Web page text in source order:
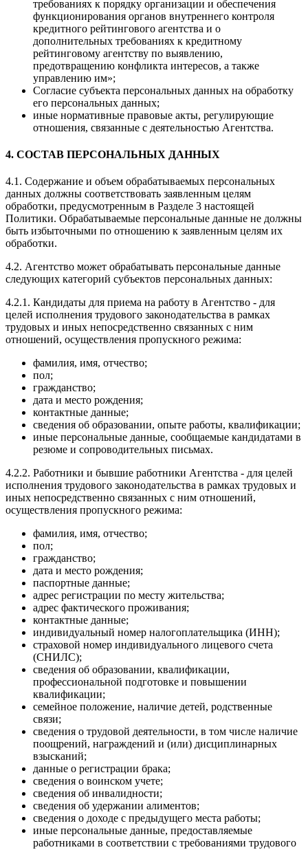
требованиях к порядку организации и обеспечения
функционирования органов внутреннего контроля
кредитного рейтингового агентства и о
дополнительных требованиях к кредитному
рейтинговому агентству по выявлению,
предотвращению конфликта интересов, а также
управлению им»;
Согласие субъекта персональных данных на обработку
его персональных данных;
иные нормативные правовые акты, регулирующие
отношения, связанные с деятельностью Агентства.
4. СОСТАВ ПЕРСОНАЛЬНЫХ ДАННЫХ
4.1. Содержание и объем обрабатываемых персональных
данных должны соответствовать заявленным целям
обработки, предусмотренным в Разделе 3 настоящей
Политики. Обрабатываемые персональные данные не должны
быть избыточными по отношению к заявленным целям их
обработки.
4.2. Агентство может обрабатывать персональные данные
следующих категорий субъектов персональных данных:
4.2.1. Кандидаты для приема на работу в Агентство - для
целей исполнения трудового законодательства в рамках
трудовых и иных непосредственно связанных с ним
отношений, осуществления пропускного режима:
фамилия, имя, отчество;
пол;
гражданство;
дата и место рождения;
контактные данные;
сведения об образовании, опыте работы, квалификации;
иные персональные данные, сообщаемые кандидатами в
резюме и сопроводительных письмах.
4.2.2. Работники и бывшие работники Агентства - для целей
исполнения трудового законодательства в рамках трудовых и
иных непосредственно связанных с ним отношений,
осуществления пропускного режима:
фамилия, имя, отчество;
пол;
гражданство;
дата и место рождения;
паспортные данные;
адрес регистрации по месту жительства;
адрес фактического проживания;
контактные данные;
индивидуальный номер налогоплательщика (ИНН);
страховой номер индивидуального лицевого счета
(СНИЛС);
сведения об образовании, квалификации,
профессиональной подготовке и повышении
квалификации;
семейное положение, наличие детей, родственные
связи;
сведения о трудовой деятельности, в том числе наличие
поощрений, награждений и (или) дисциплинарных
взысканий;
данные о регистрации брака;
сведения о воинском учете;
сведения об инвалидности;
сведения об удержании алиментов;
сведения о доходе с предыдущего места работы;
иные персональные данные, предоставляемые
работниками в соответствии с требованиями трудового